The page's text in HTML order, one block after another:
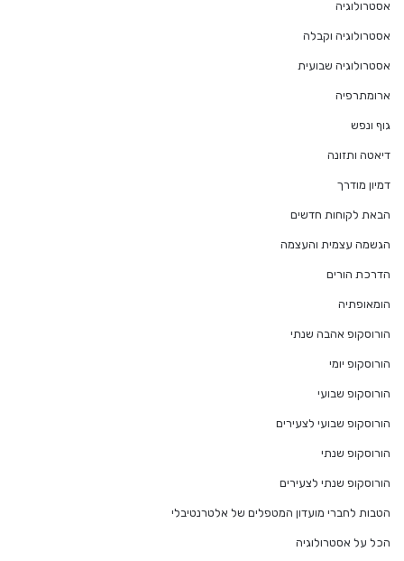
אסטרולוגיה
אסטרולוגיה וקבלה
אסטרולוגיה שבועית
ארומתרפיה
גוף ונפש
דיאטה ותזונה
דמיון מודרך
הבאת לקוחות חדשים
הגשמה עצמית והעצמה
הדרכת הורים
הומאופתיה
הורוסקופ אהבה שנתי
הורוסקופ יומי
הורוסקופ שבועי
הורוסקופ שבועי לצעירים
הורוסקופ שנתי
הורוסקופ שנתי לצעירים
הטבות לחברי מועדון המטפלים של אלטרנטיבלי
הכל על אסטרולוגיה